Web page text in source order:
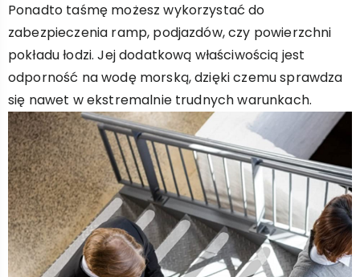
Ponadto taśmę możesz wykorzystać do
zabezpieczenia ramp, podjazdów, czy powierzchni
pokładu łodzi. Jej dodatkową właściwością jest
odporność na wodę morską, dzięki czemu sprawdza
się nawet w ekstremalnie trudnych warunkach.